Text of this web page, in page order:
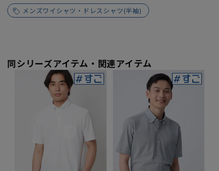
メンズワイシャツ・ドレスシャツ(半袖)
同シリーズアイテム・関連アイテム